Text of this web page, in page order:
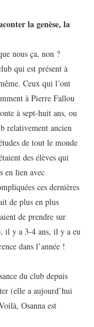
la genèse, la
nous ça, non ?
qui est présent à
Ceux qui l’ont
à Pierre Fallou
à sept-huit ans, ou
relativement ancien
de tout le monde
des élèves qui
en lien avec
ces dernières
de plus en plus
de prendre sur
il y a 3-4 ans, il y a eu
dans l’année !
du club depuis
(elle a aujourd’hui
Osanna est